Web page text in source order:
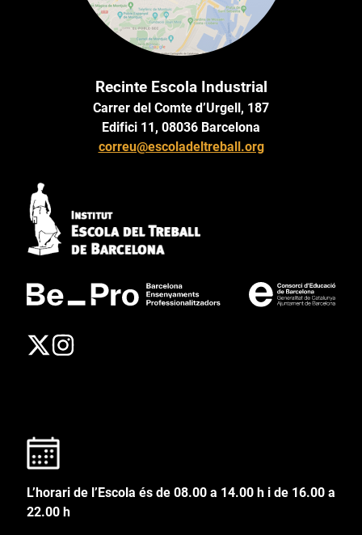
Recinte Escola Industrial
Carrer del Comte d’Urgell, 187
Edifici 11, 08036 Barcelona
correu@escoladeltreball.org
L’horari de l’Escola és de 08.00 a 14.00 h i de 16.00 a
22.00 h